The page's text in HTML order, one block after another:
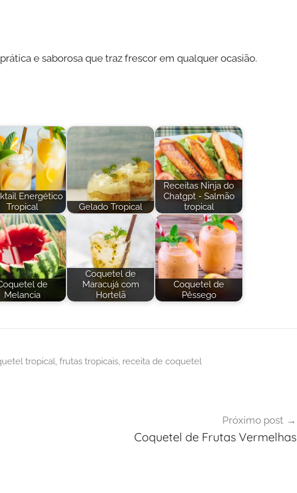
e saborosa que traz frescor em qualquer ocasião.
Energético
Tropical
Gelado Tropical
Receitas Ninja do
Chatgpt - Salmão
tropical
de
Melancia
Coquetel de
Maracujá com
Hortelã
Coquetel de
Pêssego
tropical, frutas tropicais, receita de coquetel
Próximo post
Coquetel de Frutas Vermelhas